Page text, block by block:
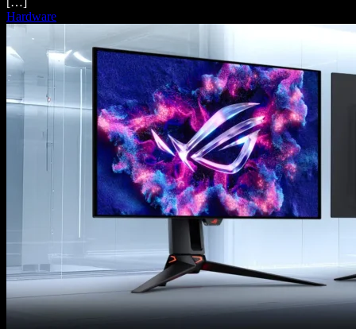
Hardware